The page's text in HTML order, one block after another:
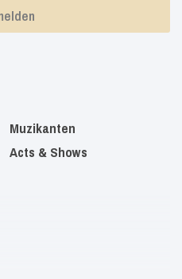
Muzikanten
Acts & Shows